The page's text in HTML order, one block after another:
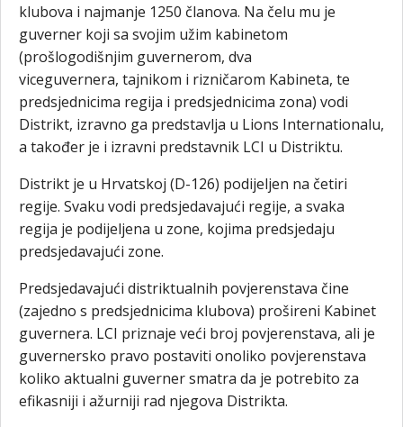
klubova i najmanje 1250 članova. Na čelu mu je
guverner koji sa svojim užim kabinetom
(prošlogodišnjim guvernerom, dva
viceguvernera, tajnikom i rizničarom Kabineta, te
predsjednicima regija i predsjednicima zona) vodi
Distrikt, izravno ga predstavlja u Lions Internationalu,
a također je i izravni predstavnik LCI u Distriktu.
Distrikt je u Hrvatskoj (D-126) podijeljen na četiri
regije. Svaku vodi predsjedavajući regije, a svaka
regija je podijeljena u zone, kojima predsjedaju
predsjedavajući zone.
Predsjedavajući distriktualnih povjerenstava čine
(zajedno s predsjednicima klubova) prošireni Kabinet
guvernera. LCI priznaje veći broj povjerenstava, ali je
guvernersko pravo postaviti onoliko povjerenstava
koliko aktualni guverner smatra da je potrebito za
efikasniji i ažurniji rad njegova Distrikta.